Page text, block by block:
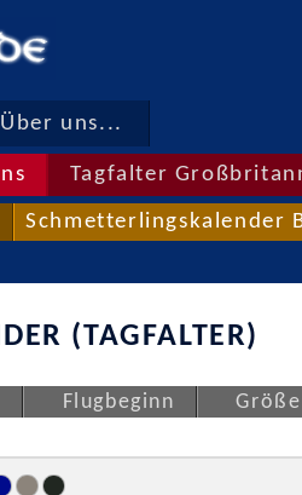
Über uns...
Tagfalter
Schmetterlingskalender
(TAGFALTER)
Flugbeginn Größe